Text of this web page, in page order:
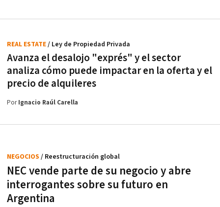
Avanza el desalojo "exprés" y el sector
analiza cómo puede impactar en la oferta y el
precio de alquileres
REAL ESTATE/ Ley de Propiedad Privada
PorIgnacio Raúl Carella
NEC vende parte de su negocio y abre
interrogantes sobre su futuro en
Argentina
NEGOCIOS / Reestructuración global